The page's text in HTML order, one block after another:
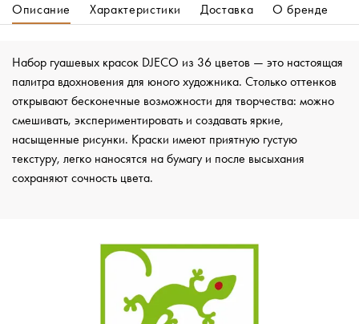
Описание
Характеристики Доставка О бренде
Набор гуашевых красок DJECO из 36 цветов — это настоящая
палитра вдохновения для юного художника. Столько оттенков
открывают бесконечные возможности для творчества: можно
смешивать, экспериментировать и создавать яркие,
насыщенные рисунки. Краски имеют приятную густую
текстуру, легко наносятся на бумагу и после высыхания
сохраняют сочность цвета.